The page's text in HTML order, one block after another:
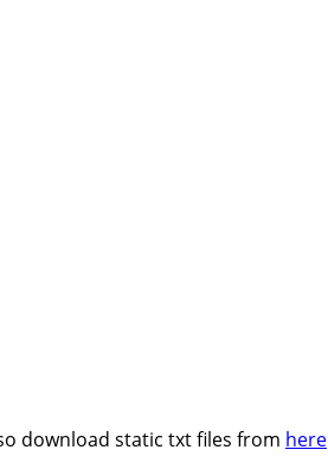
download static txt files from here